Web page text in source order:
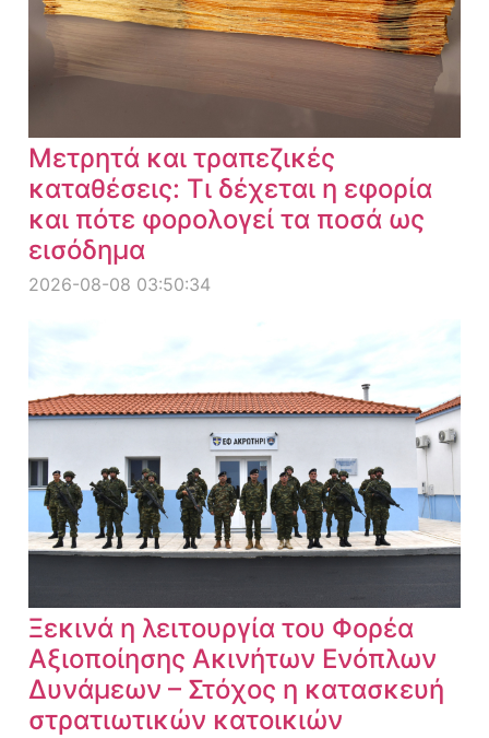
Μετρητά και τραπεζικές
καταθέσεις: Τι δέχεται η εφορία
και πότε φορολογεί τα ποσά ως
εισόδημα
2026-08-08 03:50:34
Ξεκινά η λειτουργία του Φορέα
Αξιοποίησης Ακινήτων Ενόπλων
Δυνάμεων – Στόχος η κατασκευή
στρατιωτικών κατοικιών